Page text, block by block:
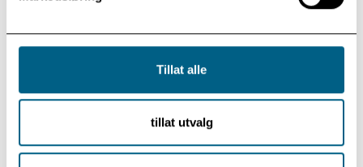
Tillat alle
tillat utvalg
Geithus Musikkorps stiller hvert år opp på Modum Bad-
dagen. Fra v.: Siri Merete Hovde, Pia Andersen, Bjørg Vik